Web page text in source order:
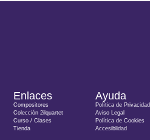
Enlaces
Compositores
Colección 2ilquartet
Curso / Clases
Tienda
Ayuda
Política de Privacidad
Aviso Legal
Política de Cookies
Accesiblidad